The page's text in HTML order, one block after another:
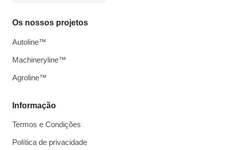
Informação
Termos e Condições
Política de privacidade
Os nossos projetos
Autoline™
Machineryline™
Agroline™